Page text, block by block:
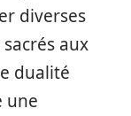
diverses
aux
dualité
une